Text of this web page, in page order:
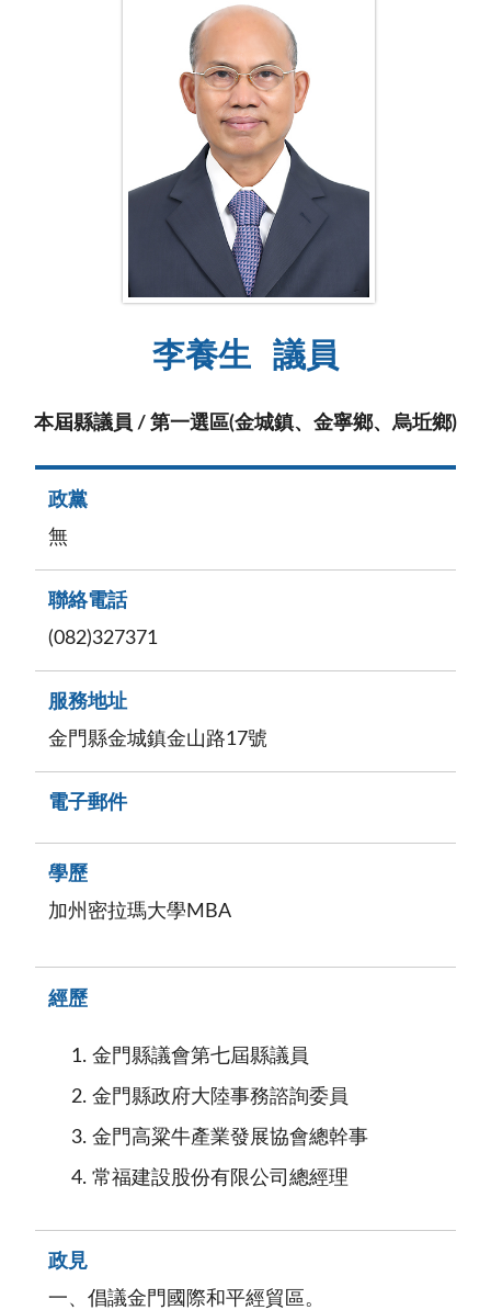
李養生 議員
本屆縣議員 / 第一選區(金城鎮、金寧鄉、烏坵鄉)
政黨
無
聯絡電話
(082)327371
服務地址
金門縣金城鎮金山路17號
電子郵件
學歷
加州密拉瑪大學MBA
經歷
金門縣議會第七屆縣議員
金門縣政府大陸事務諮詢委員
金門高粱牛產業發展協會總幹事
常福建設股份有限公司總經理
政見
一、倡議金門國際和平經貿區。